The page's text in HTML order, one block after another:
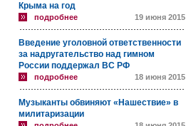
Крыма на год
подробнее 19 июня 2015
Введение уголовной ответственности
за надругательство над гимном
России поддержал ВС РФ
подробнее 18 июня 2015
Музыканты обвиняют «Нашествие» в
милитаризации